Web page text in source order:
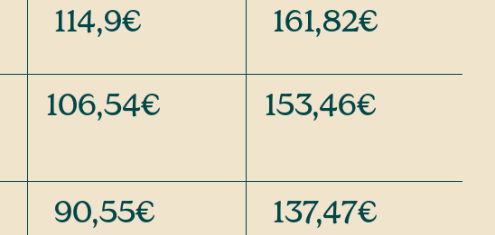
114,9€ 161,82€
106,54€ 153,46€
90,55€ 137,47€